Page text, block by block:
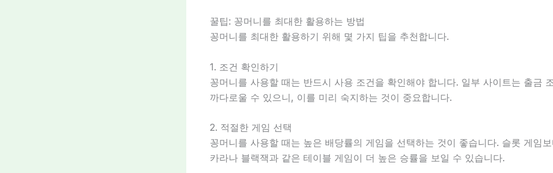
꿀팁: 꽁머니를 최대한 활용하는 방법
꽁머니를 최대한 활용하기 위해 몇 가지 팁을 추천합니다.
1. 조건 확인하기
꽁머니를 사용할 때는 반드시 사용 조건을 확인해야 합니다. 일부 사이트는 출금
까다로울 수 있으니, 이를 미리 숙지하는 것이 중요합니다.
2. 적절한 게임 선택
꽁머니를 사용할 때는 높은 배당률의 게임을 선택하는 것이 좋습니다. 슬롯 게임
카라나 블랙잭과 같은 테이블 게임이 더 높은 승률을 보일 수 있습니다.